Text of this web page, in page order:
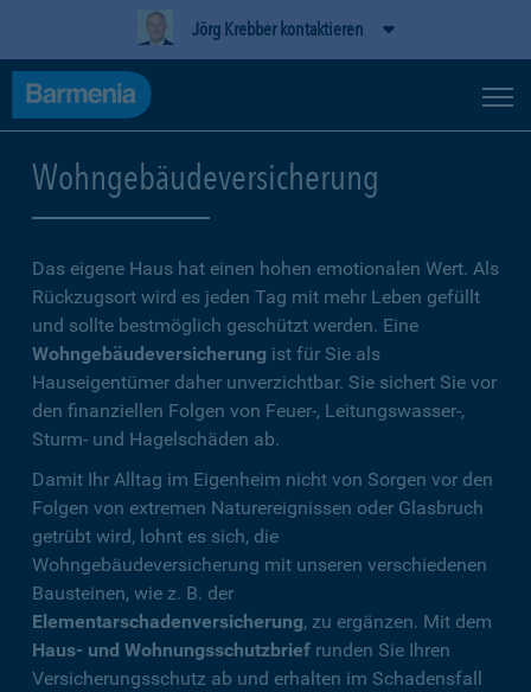
Jörg Krebber kontaktieren
Wohngebäudeversicherung
Das eigene Haus hat einen hohen emotionalen Wert. Als
Rückzugsort wird es jeden Tag mit mehr Leben gefüllt
und sollte bestmöglich geschützt werden. Eine
Wohngebäudeversicherung ist für Sie als
Hauseigentümer daher unverzichtbar. Sie sichert Sie vor
den finanziellen Folgen von Feuer-, Leitungswasser-,
Sturm- und Hagelschäden ab.
Damit Ihr Alltag im Eigenheim nicht von Sorgen vor den
Folgen von extremen Naturereignissen oder Glasbruch
getrübt wird, lohnt es sich, die
Wohngebäudeversicherung mit unseren verschiedenen
Bausteinen, wie z. B. der
Elementarschadenversicherung, zu ergänzen. Mit dem
Haus- und Wohnungsschutzbrief runden Sie Ihren
Versicherungsschutz ab und erhalten im Schadensfall